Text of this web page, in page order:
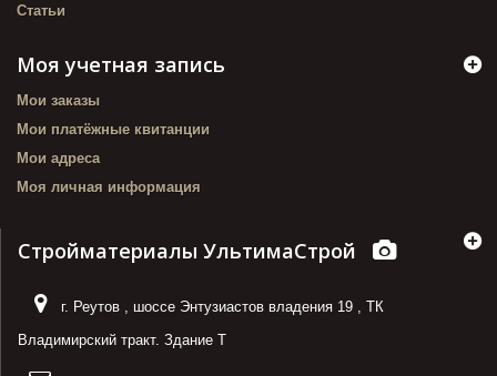
Статьи
Моя учетная запись
Мои заказы
Мои платёжные квитанции
Мои адреса
Моя личная информация
Стройматериалы УльтимаСтрой
г. Реутов шоссе Энтузиастов владения 19
ТК
Владимирский тракт. Здание Т